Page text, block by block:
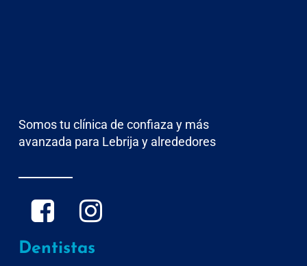
Somos tu clínica de confiaza y más
avanzada para Lebrija y alrededores
Dentistas